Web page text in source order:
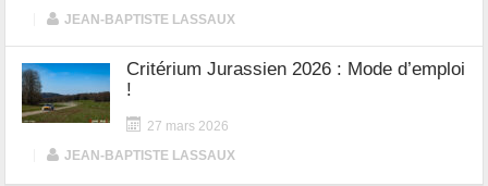
JEAN-BAPTISTE LASSAUX
Critérium Jurassien 2026 : Mode d’emploi
!
27 mars 2026
JEAN-BAPTISTE LASSAUX